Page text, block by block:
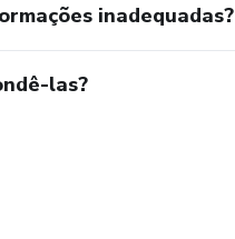
inadequadas?
las?